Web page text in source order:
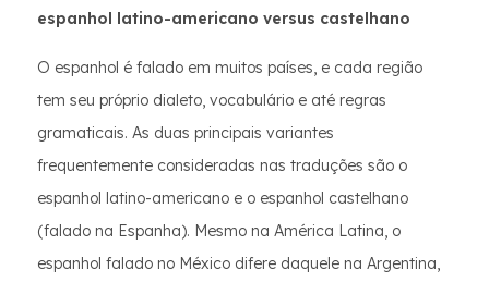
espanhol latino-americano versus castelhano
O espanhol é falado em muitos países, e cada região
tem seu próprio dialeto, vocabulário e até regras
gramaticais. As duas principais variantes
frequentemente consideradas nas traduções são o
espanhol latino-americano e o espanhol castelhano
(falado na Espanha). Mesmo na América Latina, o
espanhol falado no México difere daquele na Argentina,